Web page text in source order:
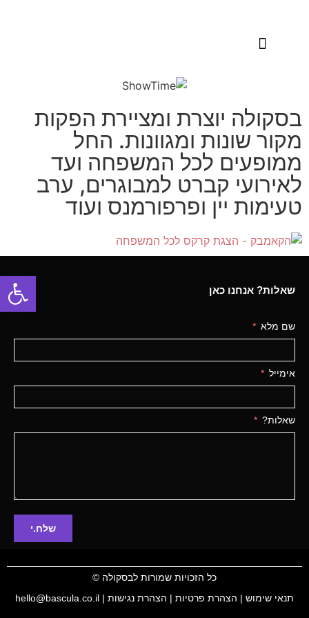
בסקולה יוצרת ומציירת הפקות
מקור שונות ומגוונות. החל
ממופעים לכל המשפחה ועד
לאירועי קברט למבוגרים, ערב
טעימות יין ופרפורמנס ועוד
שאלות? אנחנו כאן
שם מלא
אימייל
שאלות?
שלח.י
כל הזכויות שמורות לבסקולה ©
תנאי שימוש | הצהרת פרטיות | הצהרת נגישות | hello@bascula.co.il